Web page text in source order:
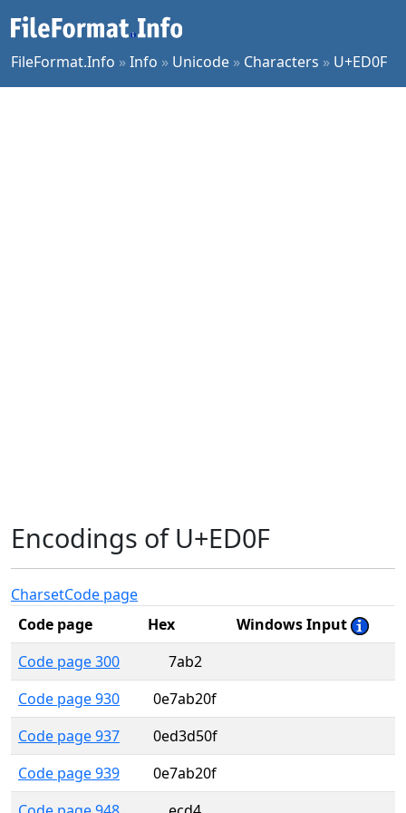
FileFormat.Info »Info » Unicode » Characters » U+ED0F
Encodings of U+ED0F
CharsetCode page
Code page
Hex
Windows Input
Code page 300
7ab2
Code page 930
0e7ab20f
Code page 937
0ed3d50f
Code page 939
0e7ab20f